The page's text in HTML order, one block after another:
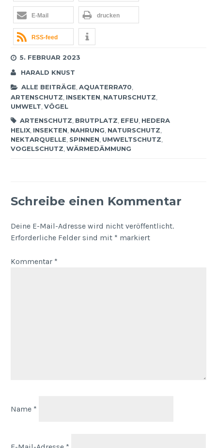
E-Mail drucken
RSS-feed
5. FEBRUAR 2023
HARALD KNUST
ALLE BEITRÄGE,AQUATERRA70,
ARTENSCHUTZ INSEKTEN NATURSCHUTZ
UMWELT ,VÖGEL
ARTENSCHUTZ BRUTPLATZ EFEU HEDERA
HELIX INSEKTEN NAHRUNG NATURSCHUTZ
NEKTARQUELLE SPINNEN UMWELTSCHUTZ
VOGELSCHUTZ ,WÄRMEDÄMMUNG
Schreibe einen Kommentar
Deine E-Mail-Adresse wird nicht veröffentlicht.
Erforderliche Felder sind mit * markiert
Kommentar *
Name *